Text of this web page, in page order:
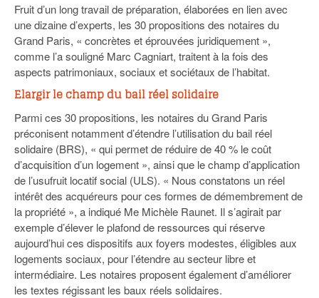
Fruit d’un long travail de préparation, élaborées en lien avec
une dizaine d’experts, les 30 propositions des notaires du
Grand Paris, « concrètes et éprouvées juridiquement »,
comme l’a souligné Marc Cagniart, traitent à la fois des
aspects patrimoniaux, sociaux et sociétaux de l’habitat.
Elargir le champ du bail réel solidaire
Parmi ces 30 propositions, les notaires du Grand Paris
préconisent notamment d’étendre l’utilisation du bail réel
solidaire (BRS), « qui permet de réduire de 40 % le coût
d’acquisition d’un logement », ainsi que le champ d’application
de l’usufruit locatif social (ULS). « Nous constatons un réel
intérêt des acquéreurs pour ces formes de démembrement de
la propriété », a indiqué Me Michèle Raunet. Il s’agirait par
exemple d’élever le plafond de ressources qui réserve
aujourd’hui ces dispositifs aux foyers modestes, éligibles aux
logements sociaux, pour l’étendre au secteur libre et
intermédiaire. Les notaires proposent également d’améliorer
les textes régissant les baux réels solidaires.